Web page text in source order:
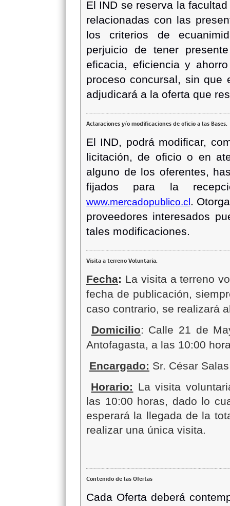
El IND se reserva la
relacionadas con las
los criterios de
perjuicio de tener
eficacia, eficiencia y
proceso concursal, sin que
adjudicará a la oferta que
Aclaraciones y/o modificaciones de oficio a las Bases.
El IND, podrá modificar,
licitación, de oficio o en
alguno de los oferentes,
fijados para la
www.mercadopublico.cl .
proveedores interesados
tales modificaciones.
Visita a terreno Voluntaria.
Fecha: La visita a terreno
fecha de publicación,
caso contrario, se realizará
Domicilio: Calle 21 de
Antofagasta, a las 10:00
Encargado: Sr. César
Horario: La visita
las 10:00 horas, dado lo
esperará la llegada de la
realizar una única visita.
Contenido de las Ofertas
Cada Oferta deberá